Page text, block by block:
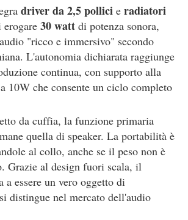
driver da 2,5 pollici e radiatori
erogare 30 watt di potenza sonora,
"ricco e immersivo" secondo
L'autonomia dichiarata raggiunge
continua, con supporto alla
a 10W che consente un ciclo completo
da cuffia, la funzione primaria
quella di speaker. La portabilità è
al collo, anche se il peso non è
Grazie al design fuori scala, il
a essere un vero oggetto di
distingue nel mercato dell'audio